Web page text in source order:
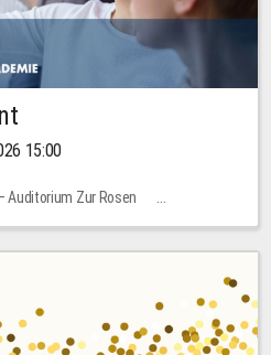
15:00
Auditorium Zur Rosen